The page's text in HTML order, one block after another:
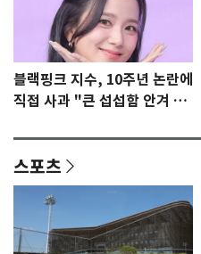
블랙핑크 지수, 10주년 논란에
직접 사과 "큰 섭섭함 안겨 미
스포츠